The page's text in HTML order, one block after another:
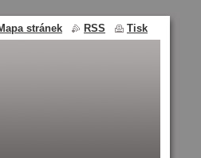
stránek RSS Tisk